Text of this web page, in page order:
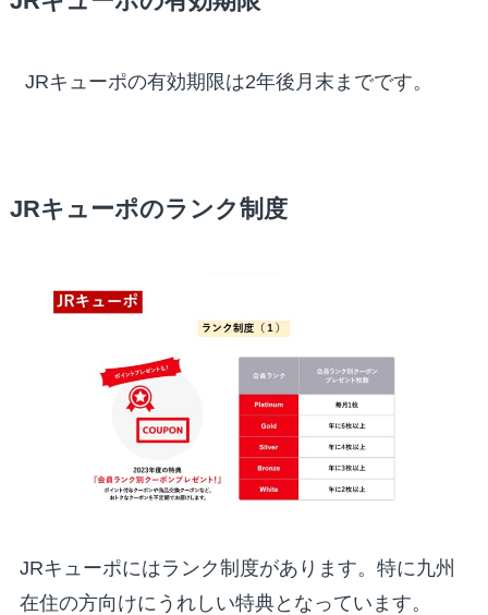
JRキューポの有効期限は2年後月末までです。
JRキューポのランク制度
JRキューポにはランク制度があります。特に九州
在住の方向けにうれしい特典となっています。